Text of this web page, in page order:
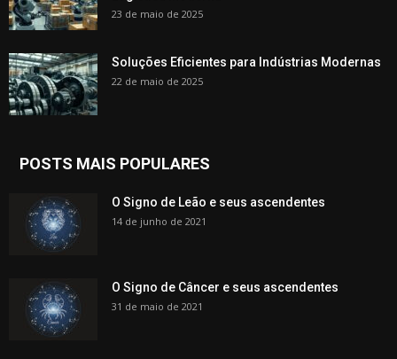
23 de maio de 2025
Soluções Eficientes para Indústrias Modernas
22 de maio de 2025
POSTS MAIS POPULARES
O Signo de Leão e seus ascendentes
14 de junho de 2021
O Signo de Câncer e seus ascendentes
31 de maio de 2021